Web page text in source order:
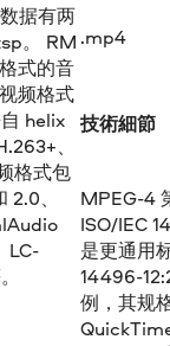
据有两
。 RM
式的音
频格式
helix
、
格式包
、
LC-
.mp4
技術細節
MPEG-4
ISO/IEC
是更通用
14496-
例，其规